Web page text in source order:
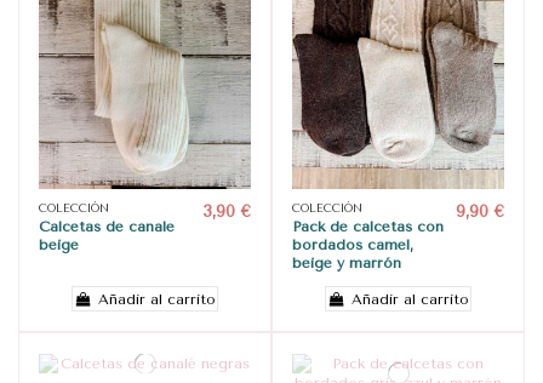
COLECCIÓN
Calcetas de canalé
beige
3,90 €
Añadir al carrito
COLECCIÓN
Pack de calcetas con
bordados camel,
beige y marrón
9,90 €
Añadir al carrito